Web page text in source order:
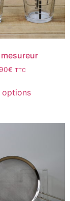
€ TTC
options